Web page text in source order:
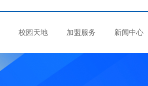
校园天地 加盟服务 新闻中心